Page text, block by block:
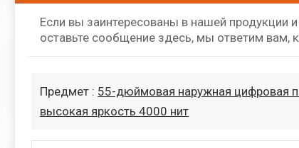
Если вы заинтересованы в нашей продукции
оставьте сообщение здесь, мы ответим вам,
Предмет : 55-дюймовая наружная цифровая
высокая яркость 4000 нит